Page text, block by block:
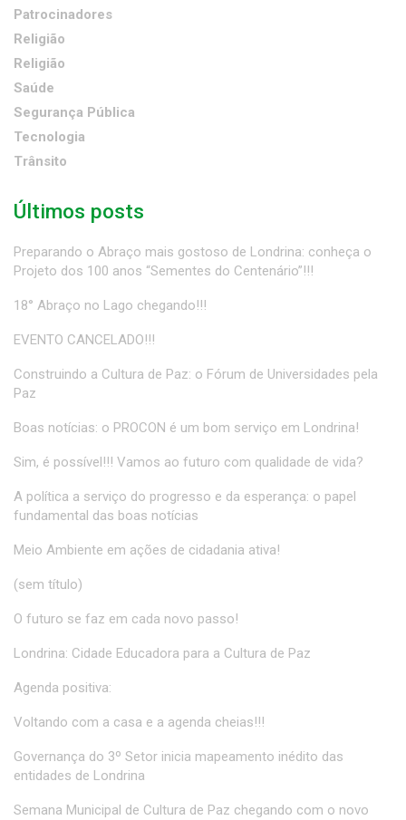
Patrocinadores
Religião
Religião
Saúde
Segurança Pública
Tecnologia
Trânsito
Últimos posts
Preparando o Abraço mais gostoso de Londrina: conheça o
Projeto dos 100 anos “Sementes do Centenário”!!!
18° Abraço no Lago chegando!!!
EVENTO CANCELADO!!!
Construindo a Cultura de Paz: o Fórum de Universidades pela
Paz
Boas notícias: o PROCON é um bom serviço em Londrina!
Sim, é possível!!! Vamos ao futuro com qualidade de vida?
A política a serviço do progresso e da esperança: o papel
fundamental das boas notícias
Meio Ambiente em ações de cidadania ativa!
(sem título)
O futuro se faz em cada novo passo!
Londrina: Cidade Educadora para a Cultura de Paz
Agenda positiva:
Voltando com a casa e a agenda cheias!!!
Governança do 3º Setor inicia mapeamento inédito das
entidades de Londrina
Semana Municipal de Cultura de Paz chegando com o novo